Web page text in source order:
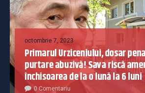
octombrie 7, 2023
Primarul Urziceniului, dosar
purtare abuzivă! Sava riscă
închisoarea de la o lună la 6 luni
0 Comentariu